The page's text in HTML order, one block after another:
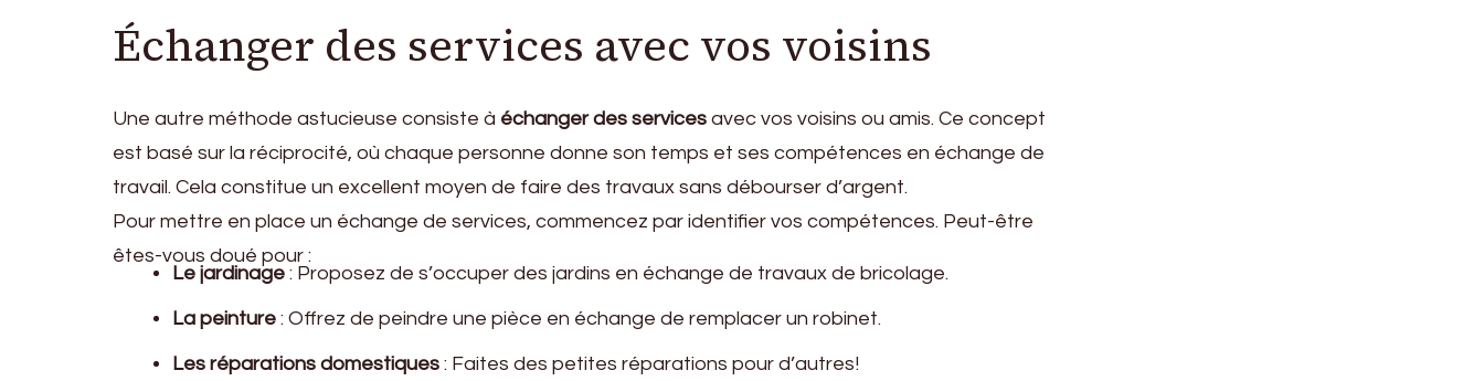
Échanger des services avec vos voisins
Une autre méthode astucieuse consiste à échanger des services avec vos voisins ou amis. Ce concept
est basé sur la réciprocité, où chaque personne donne son temps et ses compétences en échange de
travail. Cela constitue un excellent moyen de faire des travaux sans débourser d’argent.
Pour mettre en place un échange de services, commencez par identifier vos compétences. Peut-être
êtes-vous doué pour :
Le jardinage : Proposez de s’occuper des jardins en échange de travaux de bricolage.
La peinture : Offrez de peindre une pièce en échange de remplacer un robinet.
Les réparations domestiques : Faites des petites réparations pour d’autres!